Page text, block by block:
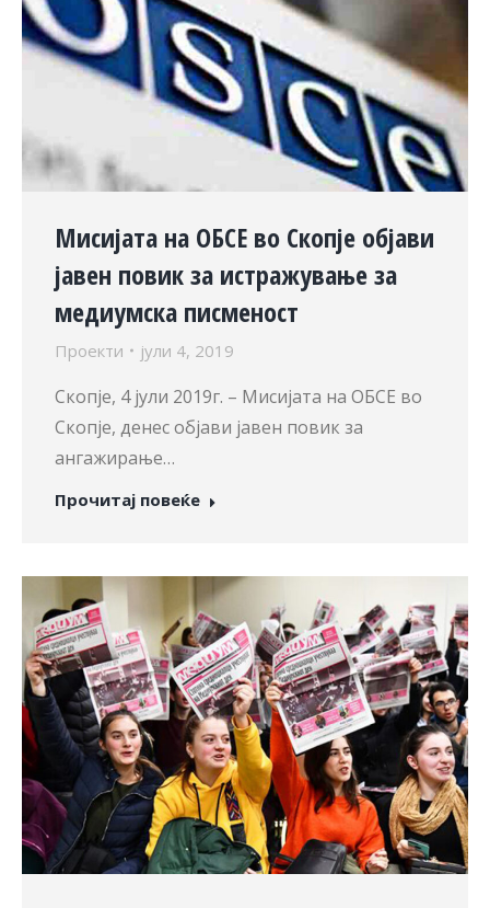
Мисијата на ОБСЕ во Скопје објави
јавен повик за истражување за
медиумска писменост
Проекти јули 4, 2019
Скопје, 4 јули 2019г. – Мисијата на ОБСЕ во
Скопје, денес објави јавен повик за
ангажирање…
Прочитај повеќе